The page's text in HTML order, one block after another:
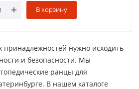
В корзину
нужно исходить
и безопасности. Мы
ранцы для
В нашем каталоге